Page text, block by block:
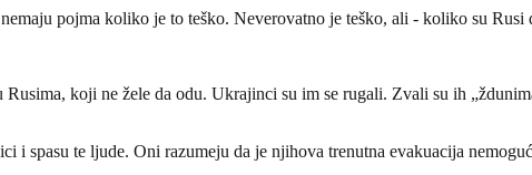
pojma koliko je to teško. Neverovatno je teško, ali - koliko su Rusi
koji ne žele da odu. Ukrajinci su im se rugali. Zvali su ih
te ljude. Oni razumeju da je njihova trenutna evakuacija